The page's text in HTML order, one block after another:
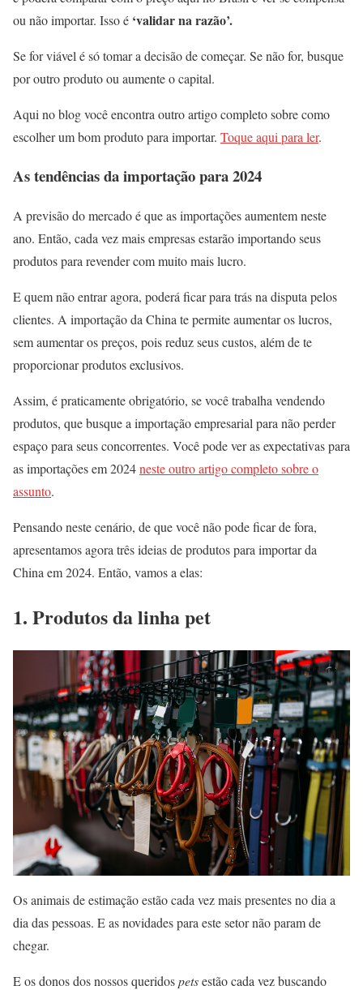
ou não importar. Isso é ‘validar na razão’.
Se for viável é só tomar a decisão de começar. Se não for, busque
por outro produto ou aumente o capital.
Aqui no blog você encontra outro artigo completo sobre como
escolher um bom produto para importar. Toque aqui para ler.
As tendências da importação para 2024
A previsão do mercado é que as importações aumentem neste
ano. Então, cada vez mais empresas estarão importando seus
produtos para revender com muito mais lucro.
E quem não entrar agora, poderá ficar para trás na disputa pelos
clientes. A importação da China te permite aumentar os lucros,
sem aumentar os preços, pois reduz seus custos, além de te
proporcionar produtos exclusivos.
Assim, é praticamente obrigatório, se você trabalha vendendo
produtos, que busque a importação empresarial para não perder
espaço para seus concorrentes. Você pode ver as expectativas para
as importações em 2024neste outro artigo completo sobre o
assunto.
Pensando neste cenário, de que você não pode ficar de fora,
apresentamos agora três ideias de produtos para importar da
China em 2024. Então, vamos a elas:
1. Produtos da linha pet
Os animais de estimação estão cada vez mais presentes no dia a
dia das pessoas. E as novidades para este setor não param de
chegar.
E os donos dos nossos queridospetsestão cada vez buscando